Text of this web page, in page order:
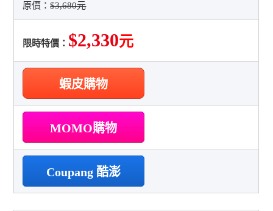
原價：$3,680元
限時特價： $2,330元
蝦皮購物
MOMO購物
Coupang 酷澎